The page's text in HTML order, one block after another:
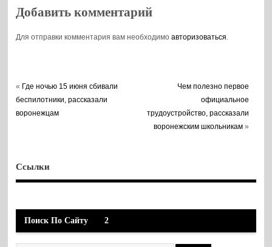
Добавить комментарий
Для отправки комментария вам необходимоавторизоваться.
« Где ночью 15 июня сбивали
беспилотники, рассказали
воронежцам
Чем полезно первое
официальное
трудоустройство, рассказали
воронежским школьникам »
Ссылки
Поиск По Сайту 2